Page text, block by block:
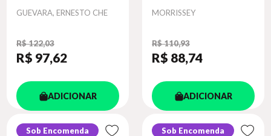
Autor
GUEVARA, ERNESTO CHE
R$ 122,03
R$ 97,62
ADICIONAR
Autor
MORRISSEY
R$ 110,93
R$ 88,74
ADICIONAR
Sob Encomenda
Sob Encomenda